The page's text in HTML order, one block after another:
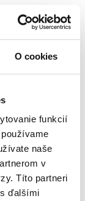
O cookies
funkcií
naše
v
Títo partneri
ďalšími